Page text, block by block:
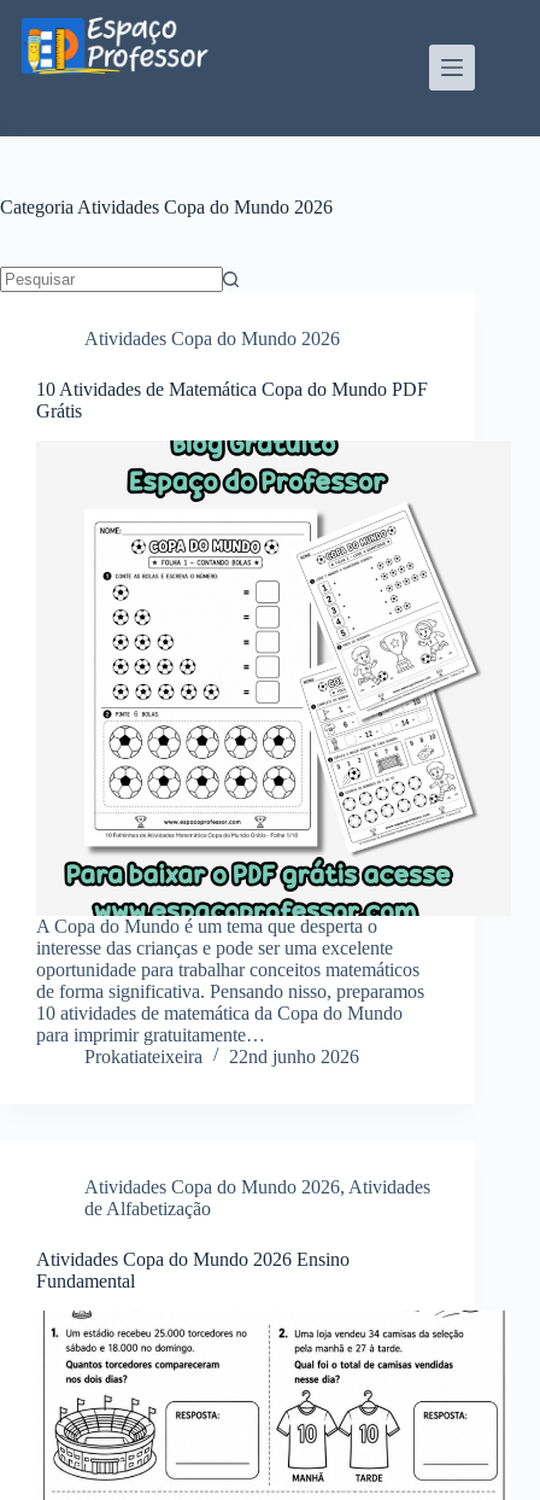
para
conteúdo
Categoria Atividades Copa do Mundo 2026
Atividades Copa do Mundo 2026
10 Atividades de Matemática Copa do Mundo PDF
Grátis
A Copa do Mundo é um tema que desperta o
interesse das crianças e pode ser uma excelente
oportunidade para trabalhar conceitos matemáticos
de forma significativa. Pensando nisso, preparamos
10 atividades de matemática da Copa do Mundo
para imprimir gratuitamente…
Prokatiateixeira
22nd junho 2026
Atividades Copa do Mundo 2026, Atividades
de Alfabetização
Atividades Copa do Mundo 2026 Ensino
Fundamental